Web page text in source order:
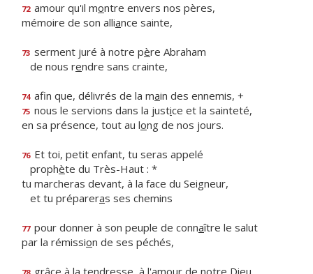
72 amour qu'il montre envers nos pères,
mémoire de son alliance sainte,
73 serment juré à notre père Abraham
de nous rendre sans crainte,
74 afin que, délivrés de la main des ennemis, +
75 nous le servions dans la justice et la sainteté,
en sa présence, tout au long de nos jours.
76 Et toi, petit enfant, tu seras appelé
prophète du Très-Haut : *
tu marcheras devant, à la face du Seigneur,
et tu prépareras ses chemins
77 pour donner à son peuple de connaître le salut
par la rémission de ses péchés,
grâce à la tendresse, à l'amour de notre Dieu,